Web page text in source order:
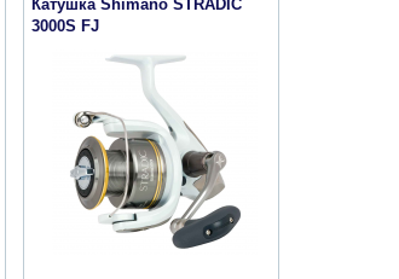
Катушка Shimano STRADIC
3000S FJ